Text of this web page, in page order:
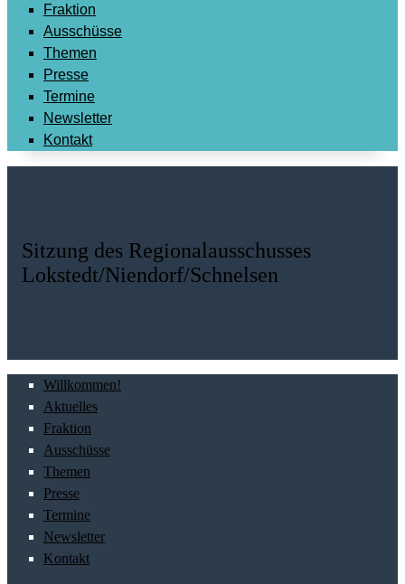
Fraktion
Ausschüsse
Themen
Presse
Termine
Newsletter
Kontakt
Sitzung des Regionalausschusses
Lokstedt/Niendorf/Schnelsen
Willkommen!
Aktuelles
Fraktion
Ausschüsse
Themen
Presse
Termine
Newsletter
Kontakt